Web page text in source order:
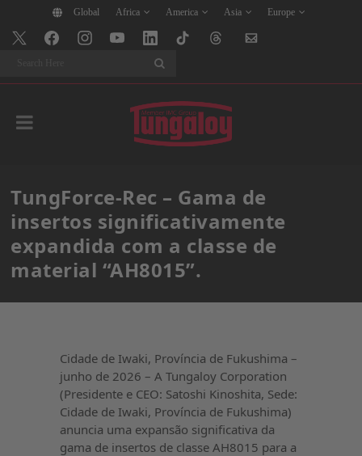
Global Africa America Asia Europe
TungForce-Rec – Gama de
insertos significativamente
expandida com a classe de
material “AH8015”.
Cidade de Iwaki, Província de Fukushima –
junho de 2026 – A Tungaloy Corporation
(Presidente e CEO: Satoshi Kinoshita, Sede:
Cidade de Iwaki, Província de Fukushima)
anuncia uma expansão significativa da
gama de insertos de classe AH8015 para a